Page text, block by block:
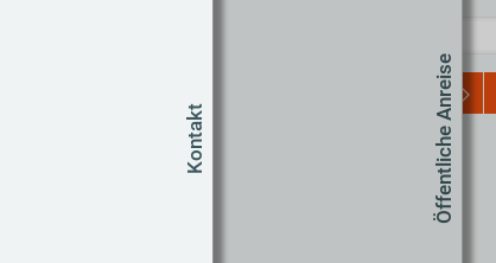
Kontakt Öffentliche Anreise